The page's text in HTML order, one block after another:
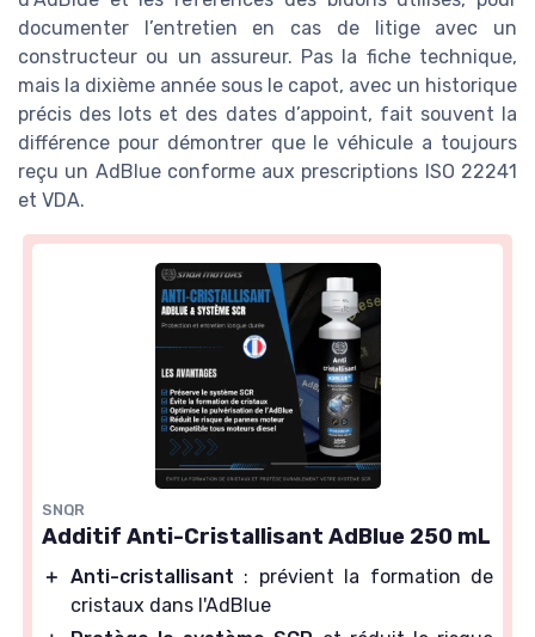
documenter l’entretien en cas de litige avec un
constructeur ou un assureur. Pas la fiche technique,
mais la dixième année sous le capot, avec un historique
précis des lots et des dates d’appoint, fait souvent la
différence pour démontrer que le véhicule a toujours
reçu un AdBlue conforme aux prescriptions ISO 22241
et VDA.
SNQR
Additif Anti-Cristallisant AdBlue 250 mL
＋ Anti-cristallisant : prévient la formation de
cristaux dans l'AdBlue